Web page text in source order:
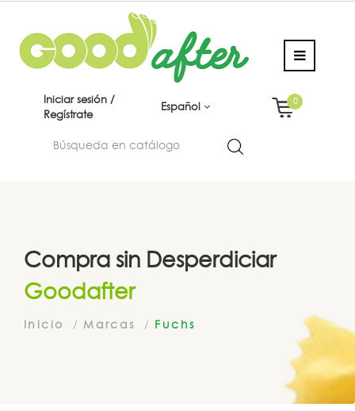
Iniciar sesión /
Regístrate
Español
0
Compra sin Desperdiciar
Goodafter
Inicio Marcas Fuchs